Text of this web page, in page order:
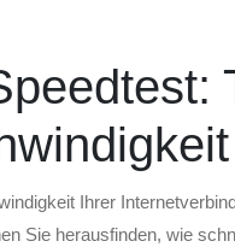
Ihrer
Sie herausfinden, wie